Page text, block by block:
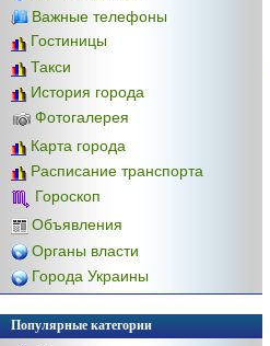
Важные телефоны
Гостиницы
Такси
История города
Фотогалерея
Карта города
Расписание транспорта
Гороскоп
Объявления
Органы власти
Города Украины
Популярные категории